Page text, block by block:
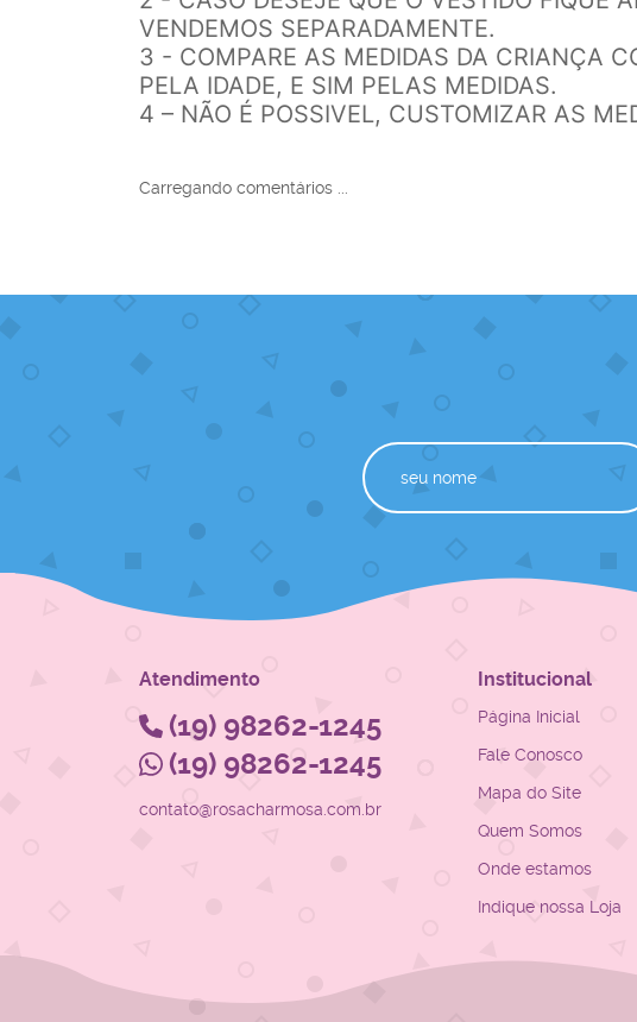
VENDEMOS SEPARADAMENTE.
3 - COMPARE AS MEDIDAS DA CRIANÇA
PELA IDADE, E SIM PELAS MEDIDAS.
4 – NÃO É POSSIVEL, CUSTOMIZAR AS
Carregando comentários ...
Atendimento
(19) 98262-1245
(19) 98262-1245
contato@rosacharmosa.com.br
Institucional
Página Inicial
Fale Conosco
Mapa do Site
Quem Somos
Onde estamos
Indique nossa Loja